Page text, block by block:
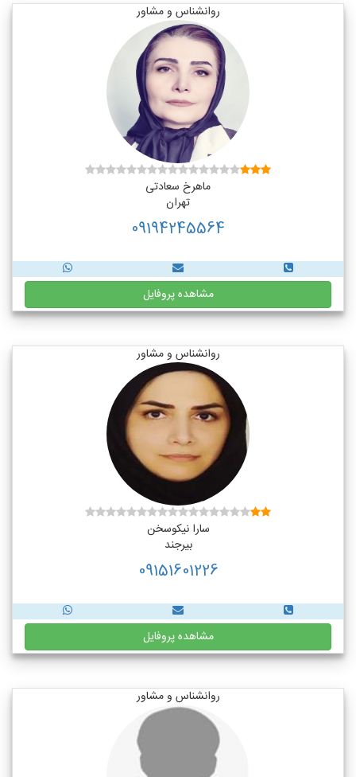
روانشناس و مشاور
ماهرخ سعادتی
تهران
09194245564
مشاهده پروفایل
روانشناس و مشاور
سارا نیکوسخن
بیرجند
09151601226
مشاهده پروفایل
روانشناس و مشاور